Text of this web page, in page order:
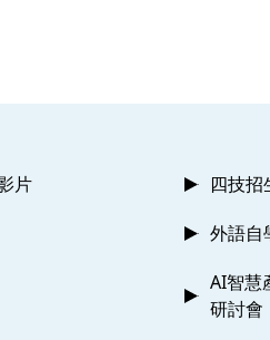
片 四技招
外語自
AI智慧
研討會